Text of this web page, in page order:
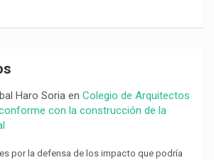
Haro Soriaen Colegio de Arquitectos
con la construcción de la
por la defensa de los impacto que podría